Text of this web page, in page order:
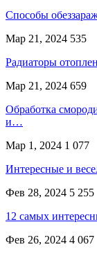
Способы
Мар 21, 2024 535
Радиаторы
Мар 21, 2024 659
Обработка
и…
Мар 1, 2024 1 077
Интересные и
Фев 28, 2024 5 255
12 самых
Фев 26, 2024 4 067